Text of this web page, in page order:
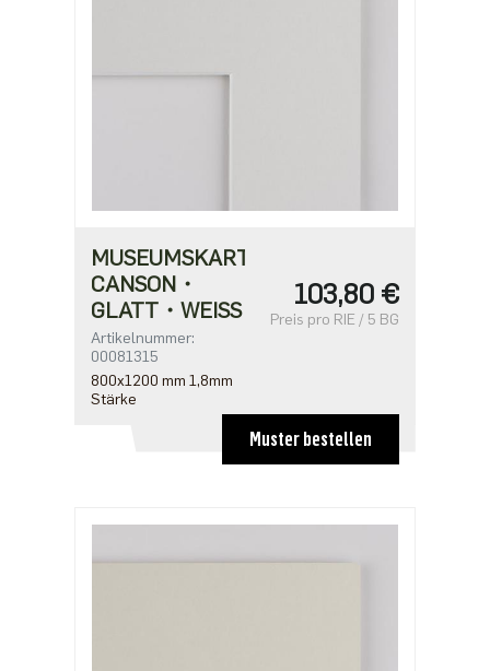
MUSEUMSKARTON
CANSON・
GLATT・WEISS
Artikelnummer:
00081315
800x1200 mm 1,8mm
Stärke
103,80 €
Preis pro RIE / 5 BG
Muster bestellen